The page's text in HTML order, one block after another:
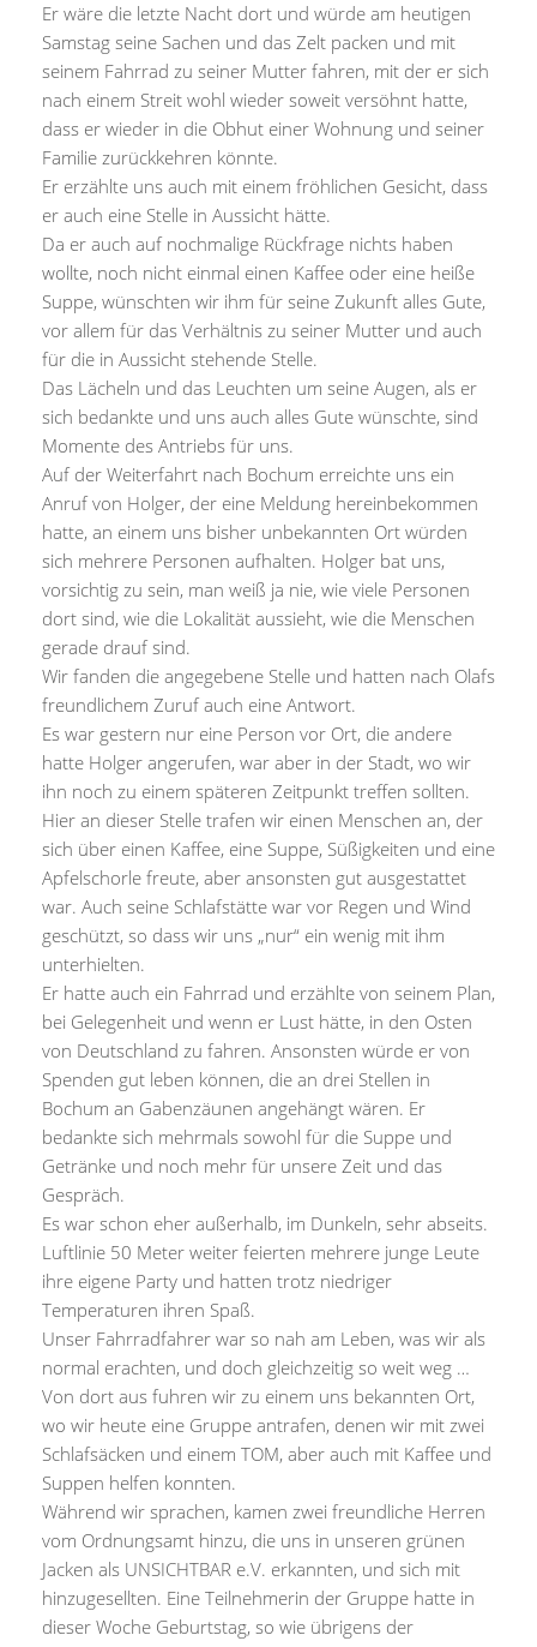
Er wäre die letzte Nacht dort und würde am heutigen
Samstag seine Sachen und das Zelt packen und mit
seinem Fahrrad zu seiner Mutter fahren, mit der er sich
nach einem Streit wohl wieder soweit versöhnt hatte,
dass er wieder in die Obhut einer Wohnung und seiner
Familie zurückkehren könnte.
Er erzählte uns auch mit einem fröhlichen Gesicht, dass
er auch eine Stelle in Aussicht hätte.
Da er auch auf nochmalige Rückfrage nichts haben
wollte, noch nicht einmal einen Kaffee oder eine heiße
Suppe, wünschten wir ihm für seine Zukunft alles Gute,
vor allem für das Verhältnis zu seiner Mutter und auch
für die in Aussicht stehende Stelle.
Das Lächeln und das Leuchten um seine Augen, als er
sich bedankte und uns auch alles Gute wünschte, sind
Momente des Antriebs für uns.
Auf der Weiterfahrt nach Bochum erreichte uns ein
Anruf von Holger, der eine Meldung hereinbekommen
hatte, an einem uns bisher unbekannten Ort würden
sich mehrere Personen aufhalten. Holger bat uns,
vorsichtig zu sein, man weiß ja nie, wie viele Personen
dort sind, wie die Lokalität aussieht, wie die Menschen
gerade drauf sind.
Wir fanden die angegebene Stelle und hatten nach Olafs
freundlichem Zuruf auch eine Antwort.
Es war gestern nur eine Person vor Ort, die andere
hatte Holger angerufen, war aber in der Stadt, wo wir
ihn noch zu einem späteren Zeitpunkt treffen sollten.
Hier an dieser Stelle trafen wir einen Menschen an, der
sich über einen Kaffee, eine Suppe, Süßigkeiten und eine
Apfelschorle freute, aber ansonsten gut ausgestattet
war. Auch seine Schlafstätte war vor Regen und Wind
geschützt, so dass wir uns „nur“ ein wenig mit ihm
unterhielten.
Er hatte auch ein Fahrrad und erzählte von seinem Plan,
bei Gelegenheit und wenn er Lust hätte, in den Osten
von Deutschland zu fahren. Ansonsten würde er von
Spenden gut leben können, die an drei Stellen in
Bochum an Gabenzäunen angehängt wären. Er
bedankte sich mehrmals sowohl für die Suppe und
Getränke und noch mehr für unsere Zeit und das
Gespräch.
Es war schon eher außerhalb, im Dunkeln, sehr abseits.
Luftlinie 50 Meter weiter feierten mehrere junge Leute
ihre eigene Party und hatten trotz niedriger
Temperaturen ihren Spaß.
Unser Fahrradfahrer war so nah am Leben, was wir als
normal erachten, und doch gleichzeitig so weit weg …
Von dort aus fuhren wir zu einem uns bekannten Ort,
wo wir heute eine Gruppe antrafen, denen wir mit zwei
Schlafsäcken und einem TOM, aber auch mit Kaffee und
Suppen helfen konnten.
Während wir sprachen, kamen zwei freundliche Herren
vom Ordnungsamt hinzu, die uns in unseren grünen
Jacken als UNSICHTBAR e.V. erkannten, und sich mit
hinzugesellten. Eine Teilnehmerin der Gruppe hatte in
dieser Woche Geburtstag, so wie übrigens der